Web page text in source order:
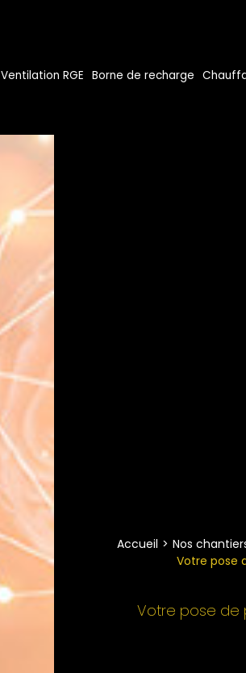
Ventilation RGE Borne de recharge
Accueil
Nos
Votre pose
Votre pose de